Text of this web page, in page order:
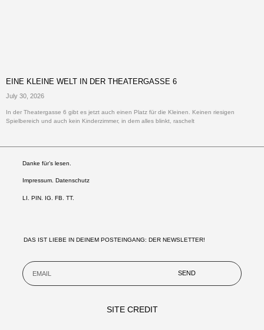
EINE KLEINE WELT IN DER THEATERGASSE 6
July 30, 2026
In der Theatergasse 6 gibt es jetzt auch einen Platz für die Kleinen. Keinen riesigen
Spielbereich und auch kein Kinderzimmer, in dem alles blinkt, raschelt
Danke für’s lesen.
Impressum. Datenschutz
LI PIN. IG FB. TT.
DAS IST LIEBE IN DEINEM POSTEINGANG: DER NEWSLETTER!
SEND
SITE CREDIT